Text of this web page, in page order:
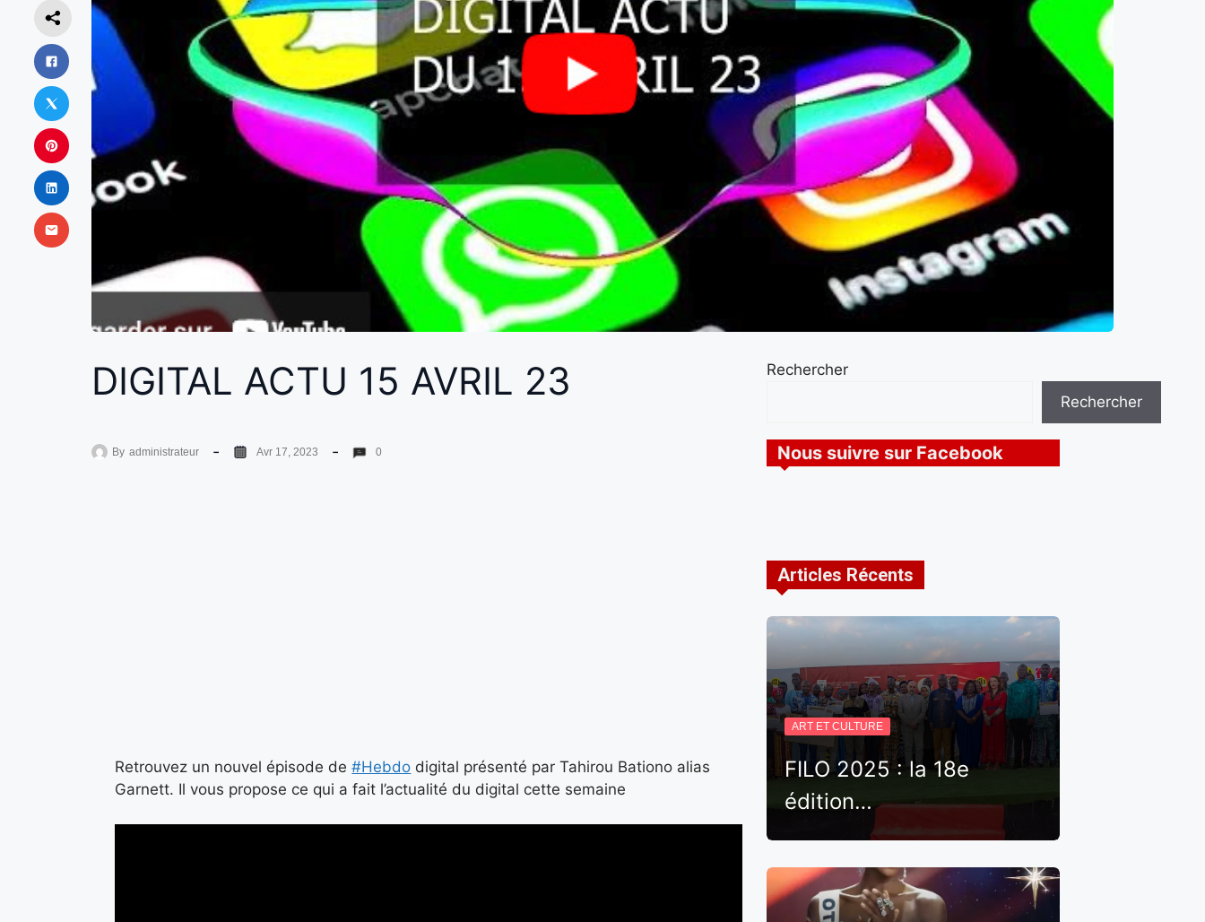
DIGITAL ACTU 15 AVRIL 23
By administrateur Avr 17, 2023 0
Retrouvez un nouvel épisode de#Hebdo digital présenté par Tahirou Bationo alias
Garnett. Il vous propose ce qui a fait l’actualité du digital cette semaine
Rechercher
Rechercher
Nous suivre sur Facebook
Articles Récents
ART ET CULTURE
FILO 2025 : la 18e
édition…